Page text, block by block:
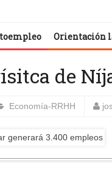
Orientación
de
Economía-RRHH